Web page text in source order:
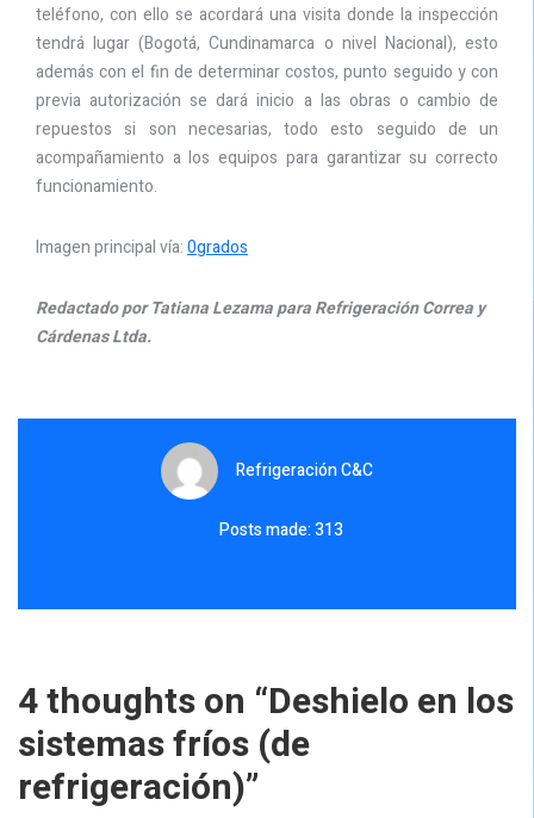
teléfono, con ello se acordará una visita donde la inspección
tendrá lugar (Bogotá, Cundinamarca o nivel Nacional), esto
además con el fin de determinar costos, punto seguido y con
previa autorización se dará inicio a las obras o cambio de
repuestos si son necesarias, todo esto seguido de un
acompañamiento a los equipos para garantizar su correcto
funcionamiento.
Imagen principal vía:0grados
Redactado por Tatiana Lezama para Refrigeración Correa y
Cárdenas Ltda.
Refrigeración C&C
Posts made: 313
4 thoughts on “Deshielo en los
sistemas fríos (de
refrigeración)”